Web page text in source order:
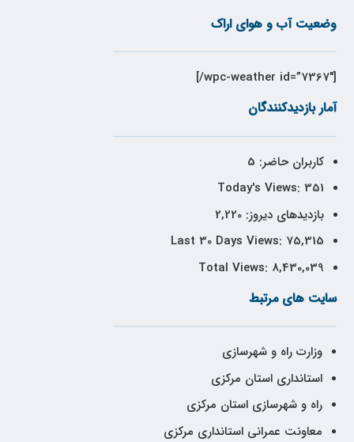
وضعیت آب و هوای اراک
[wpc-weather id=”7367″/]
آمار بازدیدکنندگان
کاربران حاضر: 5
Today's Views: 351
بازدیدهای دیروز:2,220
Last 30 Days Views: 75,315
Total Views: 8,430,039
سایت های مرتبط
وزارت راه و شهرسازی
استانداری استان مرکزی
راه و شهرسازی استان مرکزی
معاونت عمرانی استانداری مرکزی